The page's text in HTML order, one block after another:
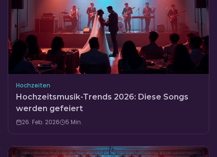
Hochzeiten
Hochzeitsmusik-Trends 2026: Diese Songs
werden gefeiert
26. Feb. 2026 5 Min.